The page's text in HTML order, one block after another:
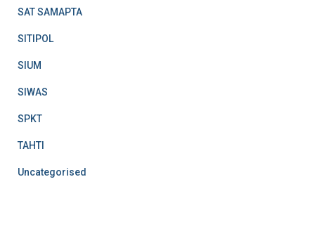
SAT SAMAPTA
SITIPOL
SIUM
SIWAS
SPKT
TAHTI
Uncategorised